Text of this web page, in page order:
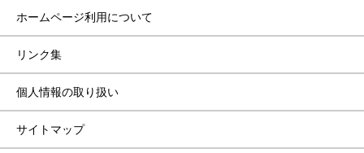
ホームページ利用について
リンク集
個人情報の取り扱い
サイトマップ